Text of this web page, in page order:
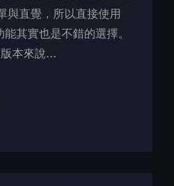
與直覺，所以直接使用
其實也是不錯的選擇。
本來說...